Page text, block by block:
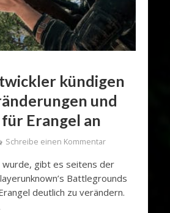
kündigen
und
Erangel an
Schreibe einen Kommentar
wurde, gibt es seitens der
Battlegrounds
deutlich zu verändern.